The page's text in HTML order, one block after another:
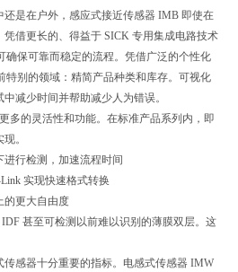
是在户外，感应式接近传感器 IMB 即使在
借更长的、得益于 SICK 专用集成电路技术
确保可靠而稳定的流程。凭借广泛的个性化
特别的领域：精简产品种类和库存。可视化
减少时间并帮助减少人为错误。
多的灵活性和功能。在标准产品系列内，即
。
行检测，加速流程时间
实现快速格式转换
的更大自由度
甚至可检测以前难以识别的薄膜双层。这
感器十分重要的指标。电感式传感器 IMW